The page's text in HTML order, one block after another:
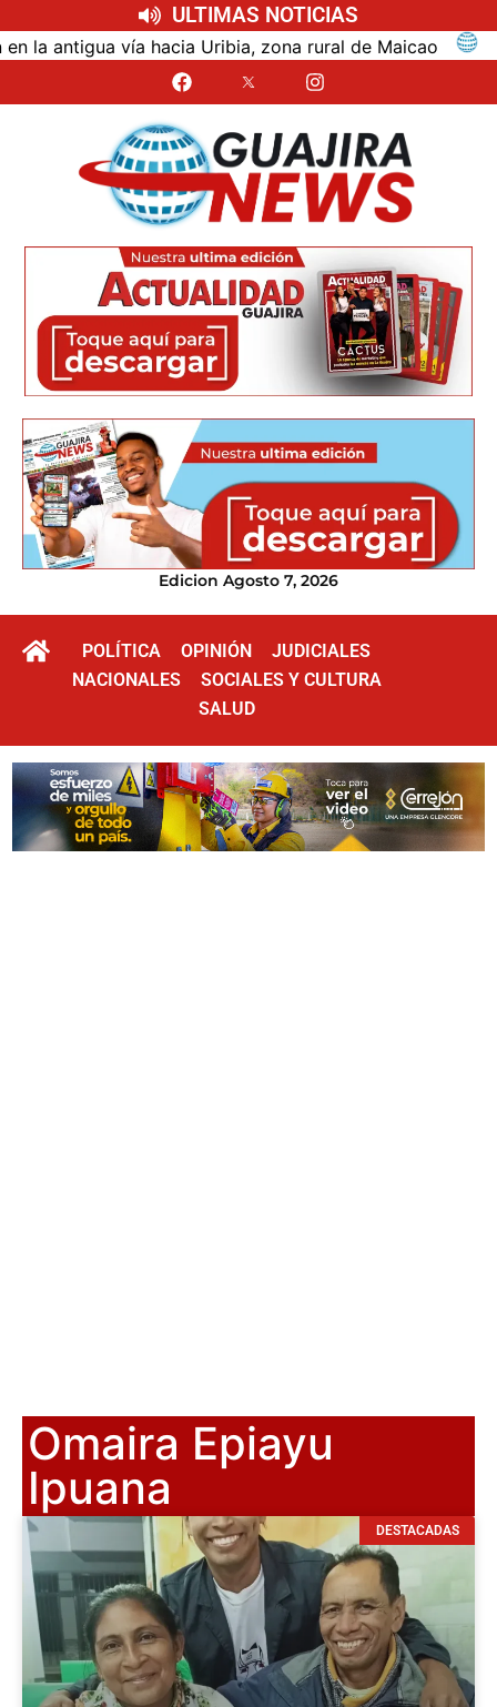
ULTIMAS NOTICIAS
vía hacia Uribia, zona rural de Maicao
Edicion Agosto 7, 2026
POLÍTICA OPINIÓN
JUDICIALES
NACIONALES
SOCIALES Y CULTURA
SALUD
Omaira Epiayu
Ipuana
DESTACADAS